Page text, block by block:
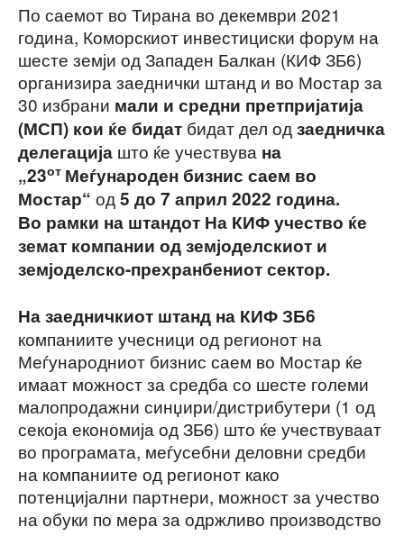
По саемот во Тирана во декември 2021
година, Коморскиот инвестициски форум на
шесте земји од Западен Балкан (КИФ ЗБ6)
организира заеднички штанд и во Мостар за
30 избрани мали и средни претпријатија
(МСП) кои ќе бидат бидат дел одзаедничка
делегација што ќе учествува на
„23от Меѓународен бизнис саем во
Мостар“ од5 до 7 април 2022 година.
Во рамки на штандот На КИФ учество ќе
земат компании од земјоделскиот и
земјоделско-прехранбениот сектор.
На заедничкиот штанд на КИФ ЗБ6
компаниите учесници од регионот на
Меѓународниот бизнис саем во Мостар ќе
имаат можност за средба со шесте големи
малопродажни синџири/дистрибутери (1 од
секоја економија од ЗБ6) што ќе учествуваат
во програмата, меѓусебни деловни средби
на компаниите од регионот како
потенцијални партнери, можност за учество
на обуки по мера за одржливо производство